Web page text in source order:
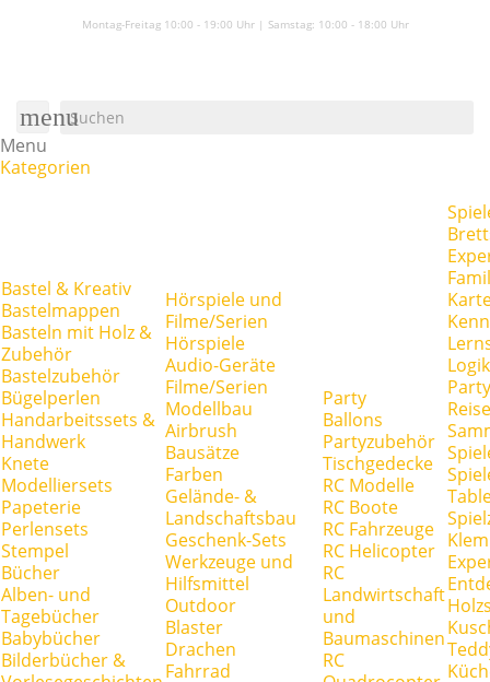
Montag-Freitag 10:00 - 19:00 Uhr | Samstag: 10:00 - 18:00 Uhr
menu
Menu
Kategorien
Bastel & Kreativ
Bastelmappen
Basteln mit Holz &
Zubehör
Bastelzubehör
Bügelperlen
Handarbeitssets &
Handwerk
Knete
Modelliersets
Papeterie
Perlensets
Stempel
Bücher
Alben- und
Tagebücher
Babybücher
Bilderbücher &
Hörspiele und
Filme/Serien
Hörspiele
Audio-Geräte
Filme/Serien
Modellbau
Airbrush
Bausätze
Farben
Gelände- &
Landschaftsbau
Geschenk-Sets
Werkzeuge und
Hilfsmittel
Outdoor
Blaster
Drachen
Fahrrad
Party
Ballons
Partyzubehör
Tischgedecke
RC Modelle
RC Boote
RC Fahrzeuge
RC Helicopter
RC
Landwirtschaft
und
Baumaschinen
RC